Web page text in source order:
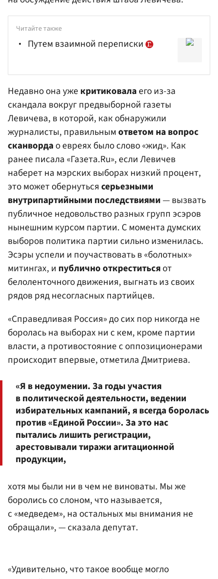
Читайте также
Путем взаимной переписки
Недавно она уже критиковалаего из-за
скандала вокруг предвыборной газеты
Левичева, в которой, как обнаружили
журналисты, правильнымответом на вопрос
сканворда о евреях было слово «жид». Как
ранее писала «Газета.Ru», если Левичев
наберет на мэрских выборах низкий процент,
это может обернутьсясерьезными
внутрипартийными последствиями— вызвать
публичное недовольство разных групп эсэров
нынешним курсом партии. С момента думских
выборов политика партии сильно изменилась.
Эсэры успели и поучаствовать в «болотных»
митингах, и публично откреститьсяот
белоленточного движения, выгнать из своих
рядов ряд несогласных партийцев.
«Справедливая Россия» до сих пор никогда не
боролась на выборах ни с кем, кроме партии
власти, а противостояние с оппозиционерами
происходит впервые, отметила Дмитриева.
«Я в недоумении. За годы участия
в политической деятельности, ведении
избирательных кампаний, я всегда боролась
против «Единой России». За это нас
пытались лишить регистрации,
арестовывали тиражи агитационной
продукции,
хотя мы были ни в чем не виноваты. Мы же
боролись со слоном, что называется,
с «медведем», на остальных мы внимания не
обращали», — сказала депутат.
«Удивительно, что такое вообще могло